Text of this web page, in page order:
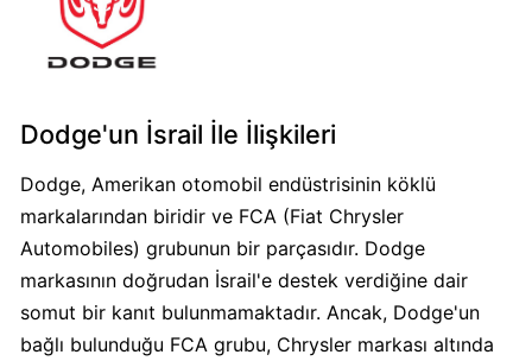
Sahibi
Burger
King
Boykot
King
Kimin
Sahibi
Kim?
Dodge'un İsrail İle İlişkileri
Dodge, Amerikan otomobil endüstrisinin köklü
markalarından biridir ve FCA (Fiat Chrysler
Automobiles) grubunun bir parçasıdır. Dodge
markasının doğrudan İsrail'e destek verdiğine dair
somut bir kanıt bulunmamaktadır. Ancak, Dodge'un
bağlı bulunduğu FCA grubu, Chrysler markası altında